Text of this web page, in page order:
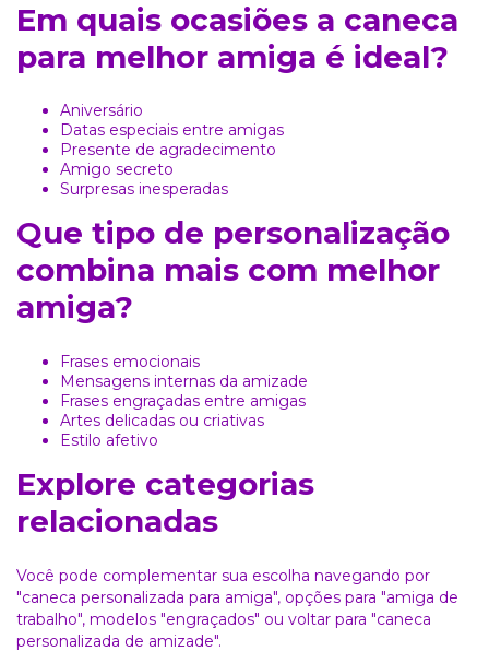
Em quais ocasiões a caneca
para melhor amiga é ideal?
Aniversário
Datas especiais entre amigas
Presente de agradecimento
Amigo secreto
Surpresas inesperadas
Que tipo de personalização
combina mais com melhor
amiga?
Frases emocionais
Mensagens internas da amizade
Frases engraçadas entre amigas
Artes delicadas ou criativas
Estilo afetivo
Explore categorias
relacionadas
Você pode complementar sua escolha navegando por
"caneca personalizada para amiga", opções para "amiga de
trabalho", modelos "engraçados" ou voltar para "caneca
personalizada de amizade".